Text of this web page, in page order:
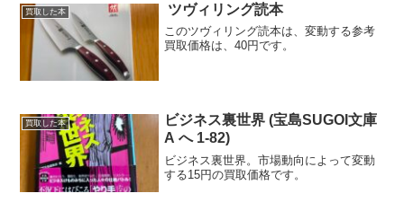
買取した本 ツヴィリング読本
このツヴィリング読本は、変動する参考
買取価格は、40円です。
買取した本
ビジネス裏世界 (宝島SUGOI文庫
A へ 1-82)
ビジネス裏世界。市場動向によって変動
する15円の買取価格です。